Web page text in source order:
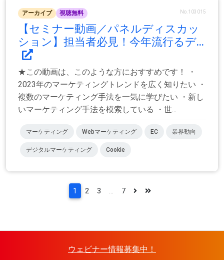
アーカイブ 視聴無料 No.103015
【セミナー動画／パネルディスカッ
ション】担当者必見！今年流行るデ...
★この動画は、このような方におすすめです！ ・
2023年のマーケティングトレンドを広く知りたい ・
複数のマーケティング手法を一気に学びたい ・新し
いマーケティング手法を模索している ・世...
マーケティング Webマーケティング EC 業界動向
デジタルマーケティング Cookie
1 2 3 7
ウェビナー情報募集中！